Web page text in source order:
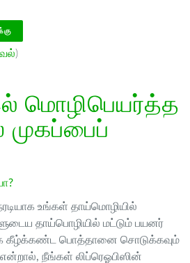
)
மொழிபெயர்த்த
முகப்பைப்
உங்கள் தாய்மொழியில்
தாய்பொழியில் மட்டும் பயனர்
கீழ்க்கண்ட பொத்தானை சொடுக்கவும்
நீங்கள் லிப்ரெஓபிஸின்